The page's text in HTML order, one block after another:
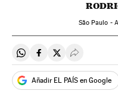
São Paulo -
Compartir en Whatsapp
Compartir en
Compartir en
Desplegar
Añadir EL PAÍS en Google